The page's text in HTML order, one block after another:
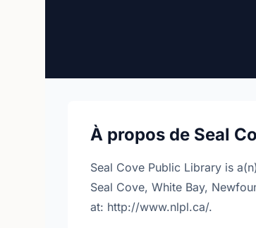
À propos de Seal
Seal Cove Public Library is
Seal Cove, White Bay,
at: http://www.nlpl.ca/.